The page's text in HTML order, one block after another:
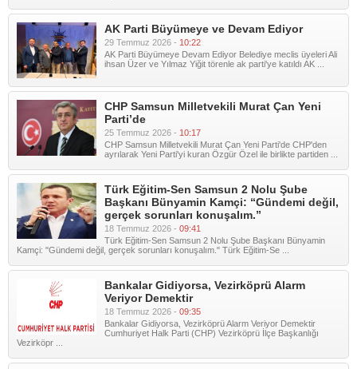
AK Parti Büyümeye ve Devam Ediyor
29 Temmuz 2026 - 10:22
AK Parti Büyümeye Devam Ediyor Belediye meclis üyeleri Ali
ihsan Üzer ve Yılmaz Yiğit törenle ak parti'ye katıldı AK ...
CHP Samsun Milletvekili Murat Çan Yeni
Parti’de
25 Temmuz 2026 - 10:17
CHP Samsun Milletvekili Murat Çan Yeni Parti'de CHP'den
ayrılarak Yeni Parti'yi kuran Özgür Özel ile birlikte partiden ...
Türk Eğitim-Sen Samsun 2 Nolu Şube
Başkanı Bünyamin Kamçi: “Gündemi değil,
gerçek sorunları konuşalım.”
18 Temmuz 2026 - 09:41
Türk Eğitim-Sen Samsun 2 Nolu Şube Başkanı Bünyamin
Kamçi: "Gündemi değil, gerçek sorunları konuşalım." Türk Eğitim-Se ...
Bankalar Gidiyorsa, Vezirköprü Alarm
Veriyor Demektir
18 Temmuz 2026 - 09:35
Bankalar Gidiyorsa, Vezirköprü Alarm Veriyor Demektir
Cumhuriyet Halk Parti (CHP) Vezirköprü İlçe Başkanlığı
Vezirköpr ...